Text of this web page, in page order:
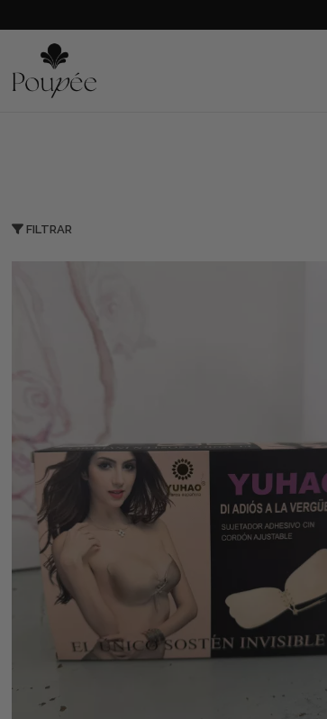
FILTRAR